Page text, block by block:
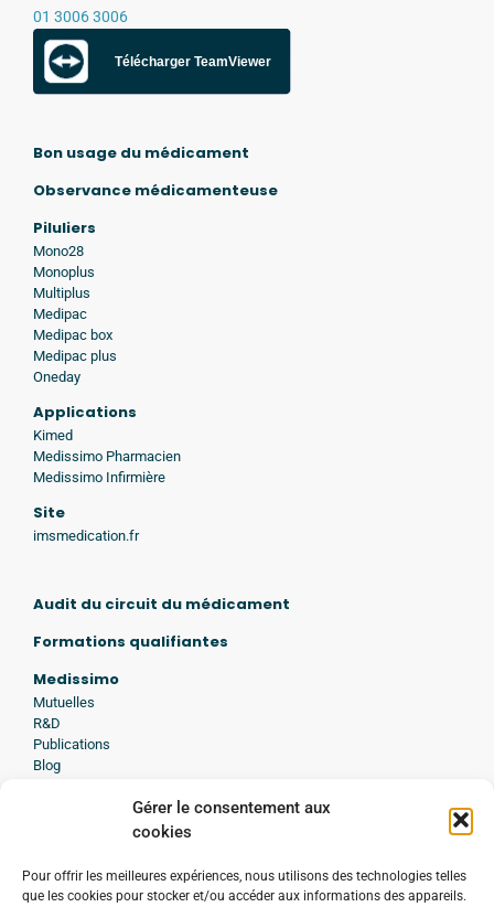
Gérer le consentement aux
cookies
Pour offrir les meilleures expériences, nous utilisons des technologies telles
que les cookies pour stocker et/ou accéder aux informations des appareils.
01 3006 3006
Télécharger TeamViewer
Bon usage du médicament
Observance médicamenteuse
Piluliers
Mono28
Monoplus
Multiplus
Medipac
Medipac box
Medipac plus
Oneday
Applications
Kimed
Medissimo Pharmacien
Medissimo Infirmière
Site
imsmedication.fr
Audit du circuit du médicament
Formations qualifiantes
Medissimo
Mutuelles
R&D
Publications
Blog
A propos de Medissimo
Engagement